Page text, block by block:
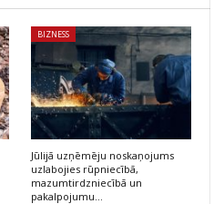
BIZNESS
Jūlijā uzņēmēju noskaņojums
uzlabojies rūpniecībā,
mazumtirdzniecībā un
pakalpojumu…